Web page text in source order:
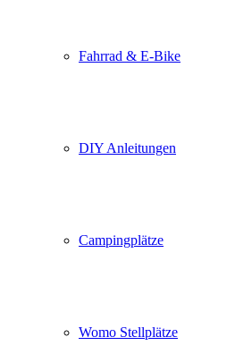
Fahrrad & E-Bike
DIY Anleitungen
Campingplätze
Womo Stellplätze